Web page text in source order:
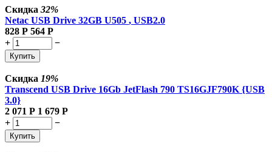
Скидка 32%
Netac USB Drive 32GB U505 , USB2.0
828 Р 564 Р
+
−
Купить
Скидка 19%
Transcend USB Drive 16Gb JetFlash 790 TS16GJF790K {USB
3.0}
2 071 Р 1 679 Р
+
−
Купить